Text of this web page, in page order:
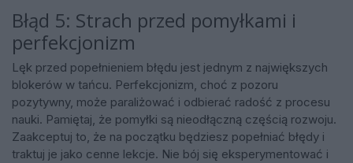
Błąd 5: Strach przed pomyłkami i
perfekcjonizm
Lęk przed popełnieniem błędu jest jednym z największych
blokerów w tańcu. Perfekcjonizm, choć z pozoru
pozytywny, może paraliżować i odbierać radość z procesu
nauki. Pamiętaj, że pomyłki są nieodłączną częścią rozwoju.
Zaakceptuj to, że na początku będziesz popełniać błędy i
traktuj je jako cenne lekcje. Nie bój się eksperymentować i